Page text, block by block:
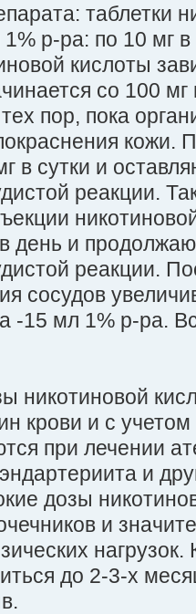
таблетки
р-ра: по 10 мг
кислоты
со 100 мг
пор, пока
кожи.
в сутки и
реакции.
день и
реакции.
сосудов
-15 мл 1% р-ра.
никотиновой
крови и с
при лечении
и
дозы
и
нагрузок.
до 2-3-х